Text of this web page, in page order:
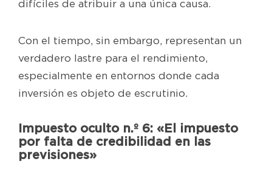
difíciles de atribuir a una única causa.
Con el tiempo, sin embargo, representan un
verdadero lastre para el rendimiento,
especialmente en entornos donde cada
inversión es objeto de escrutinio.
Impuesto oculto n.º 6: «El impuesto
por falta de credibilidad en las
previsiones»